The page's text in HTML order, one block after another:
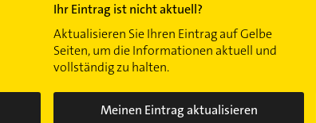
Ihr Eintrag ist nicht aktuell?
Aktualisieren Sie Ihren Eintrag auf Gelbe
Seiten, um die Informationen aktuell und
vollständig zu halten.
Meinen Eintrag aktualisieren